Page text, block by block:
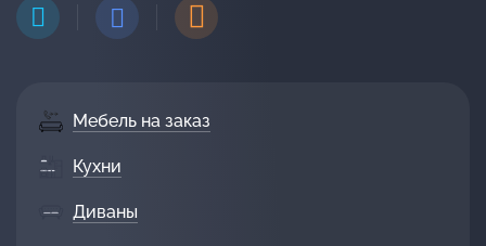
Мебель на заказ
Кухни
Диваны